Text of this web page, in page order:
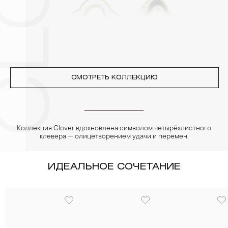
реже одного раза в месяц, а также регулярно протирать их
фланелевой или замшевой салфеткой.
СМОТРЕТЬ КОЛЛЕКЦИЮ
Коллекция Clover вдохновлена символом четырёхлистного
клевера — олицетворением удачи и перемен.
ИДЕАЛЬНОЕ СОЧЕТАНИЕ